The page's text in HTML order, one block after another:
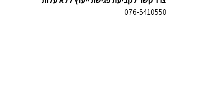
076-5410550